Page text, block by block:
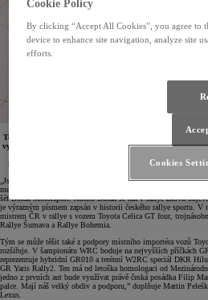
Toyota vstupuje do rallyového šampionátu s vozem GR
vybraných závodů Mistrovství České republiky ho postaví
zahajuje letošní evropský šampionát. V Česku se tým
„Jsme moc rádi, že se nám novou Toyotu GR Yaris Rally2
mezi prvními v Evropě. S Filipem jsme v otázce spolupráce
šéf Dolák Motorsport. Jméno Dolák se tak v rallye znovu
je výrazným písmem zapsán v historii českého rallye sportu.
mistrem ČR v rallye s vozem Toyota Celica GT four,
Rallye Šumava a Rallye Bohemia.
Tým se může těšit také z podpory místního importéra vozů
rozšiřuje. V šampionátu WRC boduje na nejvyšších příčkách
reprezentuje hybridní GR010 a terénní W2RC speciál DKR
GR Yaris Rally2. Ten má od letoška homologaci od
jedno z prvních aut bude využívat právě česká posádka Filip
palce. Mají náš velký obdiv a podporu,” doplňuje Martin
Lexus.
Cookie Policy
By clicking “Accept All Cookies”, you agree to
device to enhance site navigation, analyze site
efforts.
Cookies